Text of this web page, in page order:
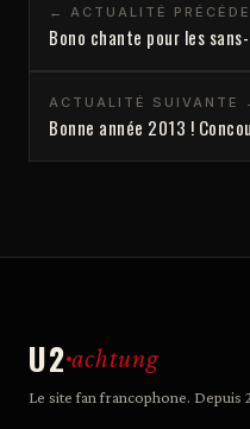
← ACTUALITÉ
Bono chante pour les
ACTUALITÉ SUIVANTE
Bonne année 2013 !
U2 achtung
Le site fan francophone. Depuis